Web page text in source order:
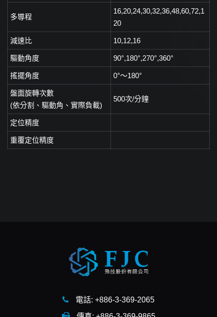
多導程
16,20,24,30,32,36,48,60,72,1
20
減速比 10,12,16
驅動角度 90°,180°,270°,360°
搖擺角度 0°～180°
盤面旋轉次數
(依分割、驅動角、實際負載)
500次/分鐘
定位精度
重覆定位精度
電話: +886-3-369-2065